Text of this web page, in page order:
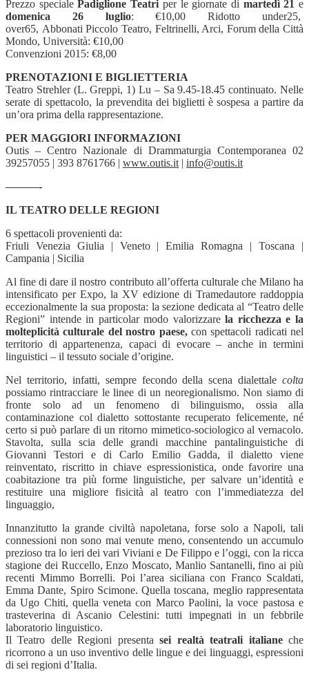
Prezzo specialePadiglione Teatri per le giornate di martedì 21e
domenica 26 luglio: €10,00 Ridotto under25,
over65, Abbonati Piccolo Teatro, Feltrinelli, Arci, Forum della Città
Mondo, Università: €10,00
Convenzioni 2015: €8,00
PRENOTAZIONI E BIGLIETTERIA
Teatro Strehler (L. Greppi, 1) Lu – Sa 9.45-18.45 continuato. Nelle
serate di spettacolo, la prevendita dei biglietti è sospesa a partire da
un’ora prima della rappresentazione.
PER MAGGIORI INFORMAZIONI
Outis – Centro Nazionale di Drammaturgia Contemporanea 02
39257055 | 393 8761766 | www.outis.it | info@outis.it
———-
IL TEATRO DELLE REGIONI
6 spettacoli provenienti da:
Friuli Venezia Giulia | Veneto | Emilia Romagna | Toscana |
Campania | Sicilia
Al fine di dare il nostro contributo all’offerta culturale che Milano ha
intensificato per Expo, la XV edizione di Tramedautore raddoppia
eccezionalmente la sua proposta: la sezione dedicata al “Teatro delle
Regioni” intende in particolar modo valorizzarela ricchezza e la
molteplicità culturale del nostro paese, con spettacoli radicati nel
territorio di appartenenza, capaci di evocare – anche in termini
linguistici – il tessuto sociale d’origine.
Nel territorio, infatti, sempre fecondo della scena dialettale colta
possiamo rintracciare le linee di un neoregionalismo. Non siamo di
fronte solo ad un fenomeno di bilinguismo, ossia alla
contaminazione col dialetto sottostante recuperato felicemente, né
certo si può parlare di un ritorno mimetico-sociologico al vernacolo.
Stavolta, sulla scia delle grandi macchine pantalinguistiche di
Giovanni Testori e di Carlo Emilio Gadda, il dialetto viene
reinventato, riscritto in chiave espressionistica, onde favorire una
coabitazione tra più forme linguistiche, per salvare un’identità e
restituire una migliore fisicità al teatro con l’immediatezza del
linguaggio,
Innanzitutto la grande civiltà napoletana, forse solo a Napoli, tali
connessioni non sono mai venute meno, consentendo un accumulo
prezioso tra lo ieri dei vari Viviani e De Filippo e l’oggi, con la ricca
stagione dei Ruccello, Enzo Moscato, Manlio Santanelli, fino ai più
recenti Mimmo Borrelli. Poi l’area siciliana con Franco Scaldati,
Emma Dante, Spiro Scimone. Quella toscana, meglio rappresentata
da Ugo Chiti, quella veneta con Marco Paolini, la voce pastosa e
trasteverina di Ascanio Celestini: tutti impegnati in un febbrile
laboratorio linguistico.
Il Teatro delle Regioni presentasei realtà teatrali italianeche
ricorrono a un uso inventivo delle lingue e dei linguaggi, espressioni
di sei regioni d’Italia.